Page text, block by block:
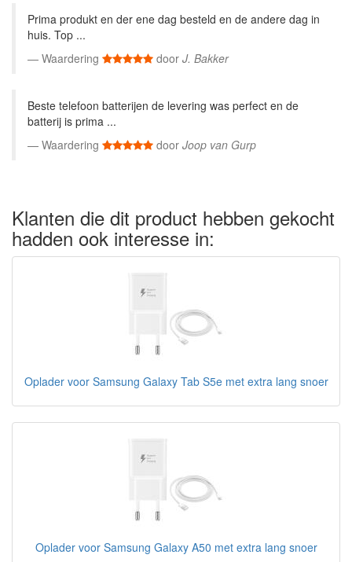
Prima produkt en der ene dag besteld en de andere dag in
huis. Top ...
Waardering
door J. Bakker
Beste telefoon batterijen de levering was perfect en de
batterij is prima ...
Waardering
door Joop van Gurp
Klanten die dit product hebben gekocht
hadden ook interesse in:
Oplader voor Samsung Galaxy Tab S5e met extra lang snoer
Oplader voor Samsung Galaxy A50 met extra lang snoer